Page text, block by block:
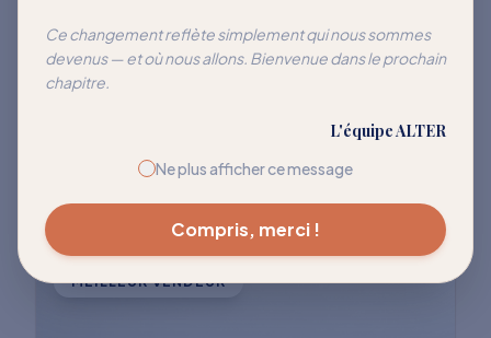
Ce changement reflète simplement qui nous sommes
devenus — et où nous allons. Bienvenue dans le prochain
chapitre.
L'équipe ALTER
Ne plus afficher ce message
Compris, merci !
Rejoignez des milliers de clients qui ont
réussi à réentraîner leur corps pour cesser
de réagir à ces déclencheurs courants.
Explorer tous les programmes
MEILLEUR VENDEUR